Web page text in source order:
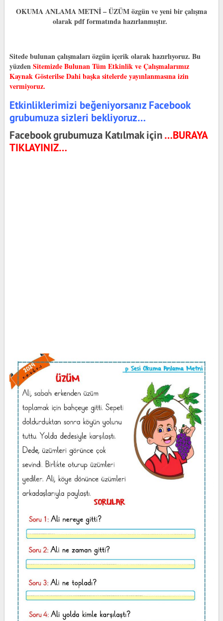
OKUMA ANLAMA METNİ – ÜZÜM özgün ve yeni bir çalışma
olarak pdf formatında hazırlanmıştır.
Sitede bulunan çalışmaları özgün içerik olarak hazırlıyoruz. Bu
yüzdenSitemizde Bulunan Tüm Etkinlik ve Çalışmalarımız
Kaynak Gösterilse Dahi başka sitelerde yayınlanmasına izin
vermiyoruz.
Etkinliklerimizi beğeniyorsanız Facebook
grubumuza sizleri bekliyoruz…
Facebook grubumuza Katılmak için…BURAYA
TIKLAYINIZ…